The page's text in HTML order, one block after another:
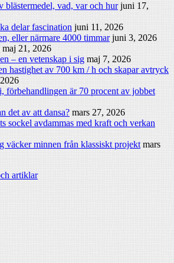
blästermedel, vad, var och hur juni 17,
delar fascination juni 11, 2026
eller närmare 4000 timmar juni 3, 2026
maj 21, 2026
– en vetenskap i sig maj 7, 2026
hastighet av 700 km / h och skapar avtryck
förbehandlingen är 70 procent av jobbet
det av att dansa? mars 27, 2026
sockel avdammas med kraft och verkan
väcker minnen från klassiskt projekt mars
artiklar